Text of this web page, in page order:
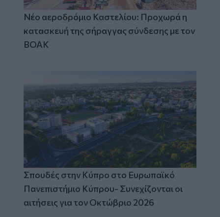
Νέο αεροδρόμιο Καστελίου: Προχωρά η
κατασκευή της σήραγγας σύνδεσης με τον
ΒΟΑΚ
Σπουδές στην Κύπρο στο Ευρωπαϊκό
Πανεπιστήμιο Κύπρου- Συνεχίζονται οι
αιτήσεις για τον Οκτώβριο 2026